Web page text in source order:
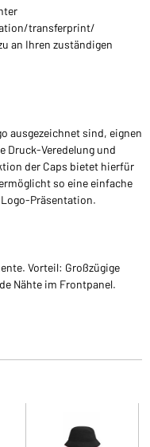
transferprint/
an Ihren zuständigen
ausgezeichnet sind, eignen
Druck-Veredelung und
der Caps bietet hierfür
so eine einfache
Präsentation.
Vorteil: Großzügige
Nähte im Frontpanel.